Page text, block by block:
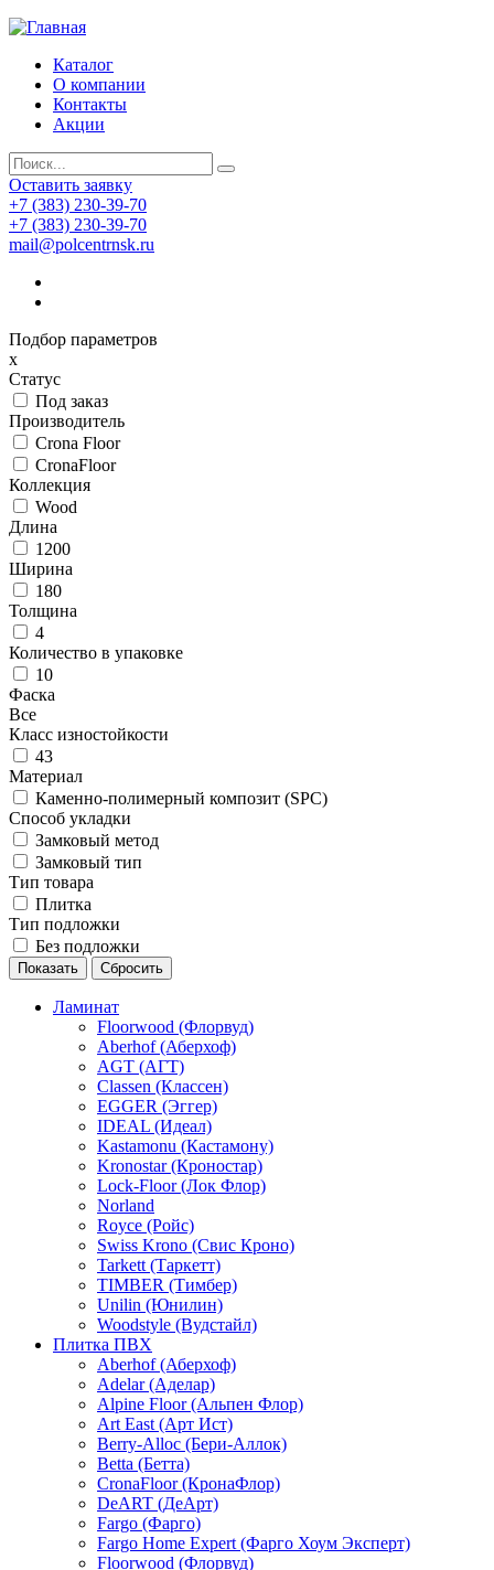
Каталог
О компании
Контакты
Акции
Оставить заявку
+7 (383) 230-39-70
+7 (383) 230-39-70
mail@polcentrnsk.ru
Подбор параметров
x
Статус
Под заказ
Производитель
Crona Floor
CronaFloor
Коллекция
Wood
Длина
1200
Ширина
180
Толщина
4
Количество в упаковке
10
Фаска
Все
Класс изностойкости
43
Материал
Каменно-полимерный композит (SPC)
Способ укладки
Замковый метод
Замковый тип
Тип товара
Плитка
Тип подложки
Без подложки
Ламинат
Floorwood (Флорвуд)
Aberhof (Аберхоф)
AGT (АГТ)
Classen (Классен)
EGGER (Эггер)
IDEAL (Идеал)
Kastamonu (Кастамону)
Kronostar (Кроностар)
Lock-Floor (Лок Флор)
Norland
Royce (Ройс)
Swiss Krono (Свис Кроно)
Tarkett (Таркетт)
TIMBER (Тимбер)
Unilin (Юнилин)
Woodstyle (Вудстайл)
Плитка ПВХ
Aberhof (Аберхоф)
Adelar (Аделар)
Alpine Floor (Альпен Флор)
Art East (Арт Ист)
Berry-Alloc (Бери-Аллок)
Betta (Бетта)
CronaFloor (КронаФлор)
DeART (ДеАрт)
Fargo (Фарго)
Fargo Home Expert (Фарго Хоум Эксперт)
Floorwood (Флорвуд)